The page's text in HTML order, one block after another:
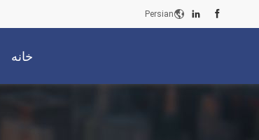
Persian
خانه